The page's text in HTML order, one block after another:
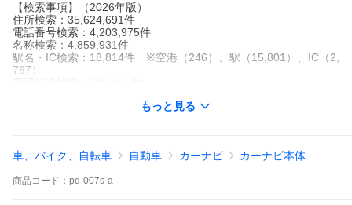
【検索事項】（2026年版）
住所検索：35,624,691件
電話番号検索：4,203,975件
名称検索：4,859,931件
駅名・IC検索：18,814件 ※空港（246）、駅（15,801）、IC（2,
767）
● タッチパネルで簡単操作！
を新設計！
もっと見る
車、バイク、自転車 自動車 カーナビ カーナビ本体
商品 コード： pd-007s-a